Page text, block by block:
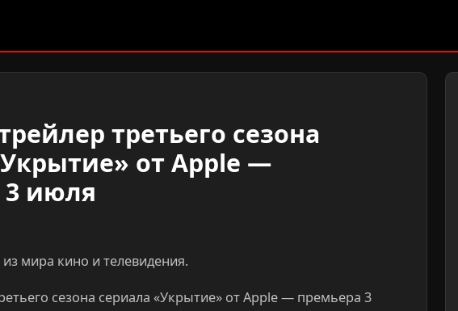
третьего сезона
от Apple —
июля
мира кино и телевидения.
сезона сериала «Укрытие» от Apple — премьера 3